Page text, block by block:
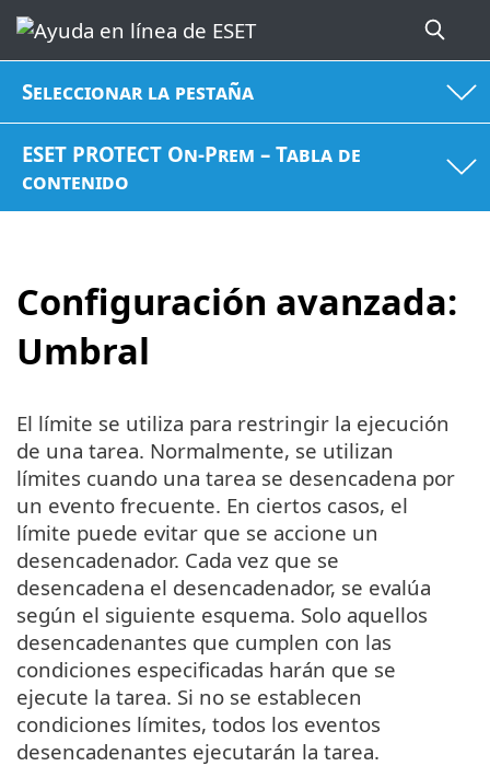
Seleccionar la pestaña
ESET PROTECT On-Prem – Tabla de
contenido
Configuración avanzada:
Umbral
El límite se utiliza para restringir la ejecución
de una tarea. Normalmente, se utilizan
límites cuando una tarea se desencadena por
un evento frecuente. En ciertos casos, el
límite puede evitar que se accione un
desencadenador. Cada vez que se
desencadena el desencadenador, se evalúa
según el siguiente esquema. Solo aquellos
desencadenantes que cumplen con las
condiciones especificadas harán que se
ejecute la tarea. Si no se establecen
condiciones límites, todos los eventos
desencadenantes ejecutarán la tarea.